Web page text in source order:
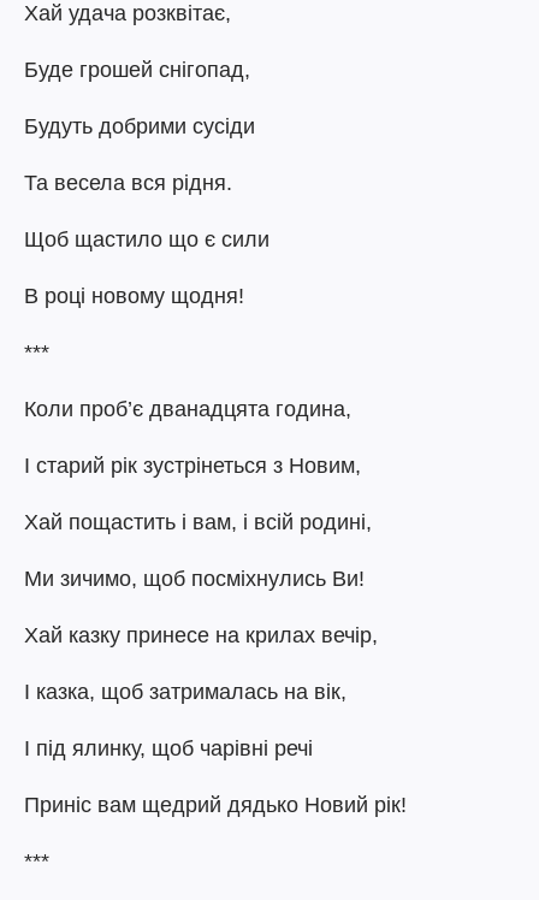
Хай удача розквітає,
Буде грошей снігопад,
Будуть добрими сусіди
Та весела вся рідня.
Щоб щастило що є сили
В році новому щодня!
***
Коли проб’є дванадцята година,
І старий рік зустрінеться з Новим,
Хай пощастить і вам, і всій родині,
Ми зичимо, щоб посміхнулись Ви!
Хай казку принесе на крилах вечір,
І казка, щоб затрималась на вік,
І під ялинку, щоб чарівні речі
Приніс вам щедрий дядько Новий рік!
***